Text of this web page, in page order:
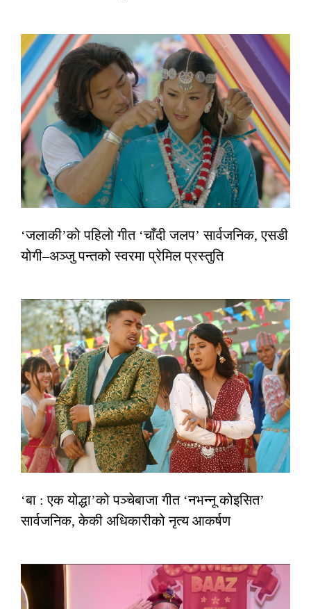
‘जलाकी’को पहिलो गीत ‘चाँदी जलप’ सार्वजनिक, एसडी
योगी–अञ्जु पन्तको स्वरमा प्रेमिल प्रस्तुति
‘बा : एक योद्धा’को पञ्चेबाजा गीत ‘नभन्नू कोइसित’
सार्वजनिक, केकी अधिकारीको नृत्य आकर्षण